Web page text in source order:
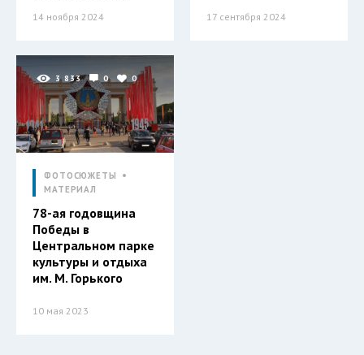
14 ноября 2024 17 сентября 2024
3 833 0 0
ФОТОСЮЖЕТЫ
МАТЕРИАЛ
78-ая годовщина
Победы в
Центральном парке
культуры и отдыха
им. М. Горького
10 мая 2023